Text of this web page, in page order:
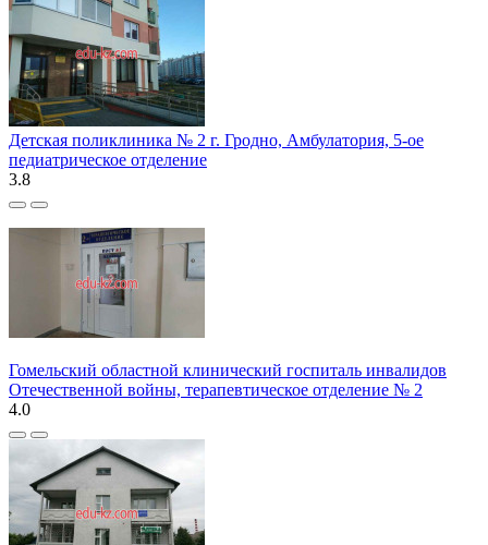
Детская поликлиника № 2 г. Гродно, Амбулатория, 5-ое
педиатрическое отделение
3.8
Гомельский областной клинический госпиталь инвалидов
Отечественной войны, терапевтическое отделение № 2
4.0